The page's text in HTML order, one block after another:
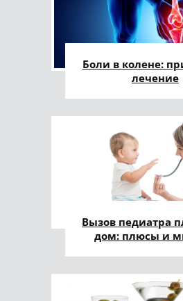
Боли в колене:
лечение
Вызов педиатра
дом: плюсы и